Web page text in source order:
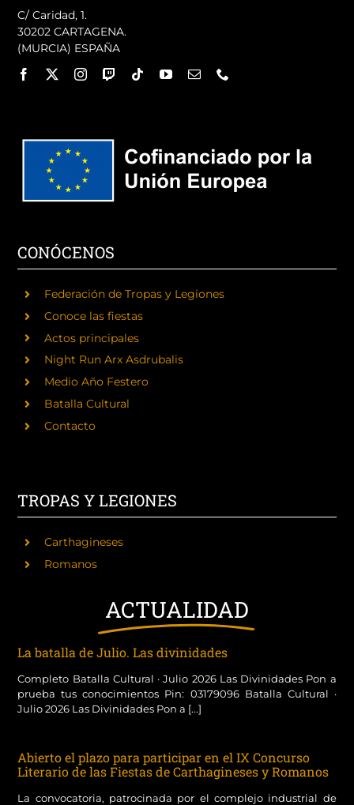
C/ Caridad, 1.
30202 CARTAGENA.
(MURCIA) ESPAÑA
CONÓCENOS
Federación de Tropas y Legiones
Conoce las fiestas
Actos principales
Night Run Arx Asdrubalis
Medio Año Festero
Batalla Cultural
Contacto
TROPAS Y LEGIONES
Carthagineses
Romanos
ACTUALIDAD
La batalla de Julio. Las divinidades
Completo Batalla Cultural · Julio 2026 Las Divinidades Pon a
prueba tus conocimientos Pin: 03179096 Batalla Cultural ·
Julio 2026 Las Divinidades Pon a [...]
Abierto el plazo para participar en el IX Concurso
Literario de las Fiestas de Carthagineses y Romanos
La convocatoria, patrocinada por el complejo industrial de